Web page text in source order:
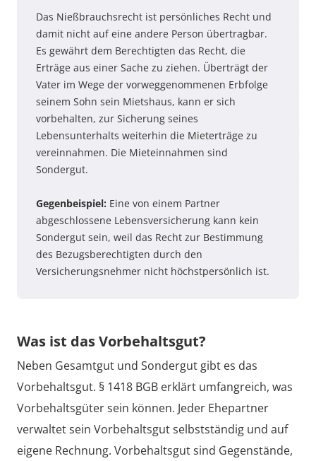
Das Nießbrauchsrecht ist persönliches Recht und
damit nicht auf eine andere Person übertragbar.
Es gewährt dem Berechtigten das Recht, die
Erträge aus einer Sache zu ziehen. Überträgt der
Vater im Wege der vorweggenommenen Erbfolge
seinem Sohn sein Mietshaus, kann er sich
vorbehalten, zur Sicherung seines
Lebensunterhalts weiterhin die Mieterträge zu
vereinnahmen. Die Mieteinnahmen sind
Sondergut.
Gegenbeispiel: Eine von einem Partner
abgeschlossene Lebensversicherung kann kein
Sondergut sein, weil das Recht zur Bestimmung
des Bezugsberechtigten durch den
Versicherungsnehmer nicht höchstpersönlich ist.
Was ist das Vorbehaltsgut?
Neben Gesamtgut und Sondergut gibt es das
Vorbehaltsgut. § 1418 BGB erklärt umfangreich, was
Vorbehaltsgüter sein können. Jeder Ehepartner
verwaltet sein Vorbehaltsgut selbstständig und auf
eigene Rechnung. Vorbehaltsgut sind Gegenstände,